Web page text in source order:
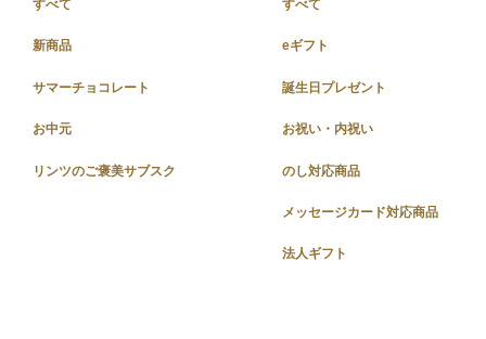
すべて
新商品
サマーチョコレート
お中元
リンツのご褒美サブスク
すべて
eギフト
誕生日プレゼント
お祝い・内祝い
のし対応商品
メッセージカード対応商品
法人ギフト